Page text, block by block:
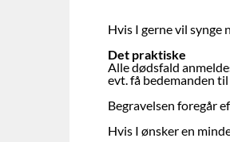
Hvis I gerne vil synge
Det praktiske
Alle dødsfald
evt. få bedemanden
Begravelsen foregår
Hvis I ønsker en